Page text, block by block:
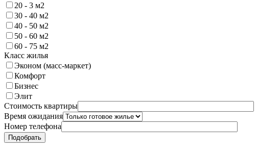
20 - 3 м2
30 - 40 м2
40 - 50 м2
50 - 60 м2
60 - 75 м2
Класс жилья
Эконом (масс-маркет)
Комфорт
Бизнес
Элит
Стоимость квартиры
Время ожидания
Номер телефона